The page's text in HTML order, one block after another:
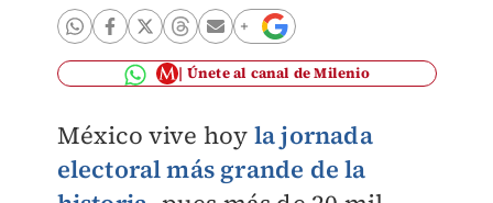
Únete al canal de Milenio
México vive hoy la jornada
electoral más grande de la